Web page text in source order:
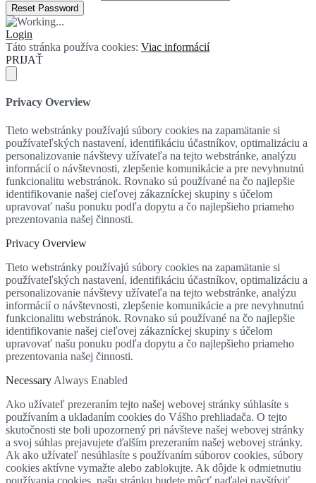
Login
Táto stránka používa cookies: Viac informácií
PRIJAŤ
Privacy Overview
Tieto webstránky používajú súbory cookies na zapamätanie si
používateľských nastavení, identifikáciu účastníkov, optimalizáciu a
personalizovanie návštevy užívateľa na tejto webstránke, analýzu
informácií o návštevnosti, zlepšenie komunikácie a pre nevyhnutnú
funkcionalitu webstránok. Rovnako sú používané na čo najlepšie
identifikovanie našej cieľovej zákazníckej skupiny s účelom
upravovať našu ponuku podľa dopytu a čo najlepšieho priameho
prezentovania našej činnosti.
Privacy Overview
Tieto webstránky používajú súbory cookies na zapamätanie si
používateľských nastavení, identifikáciu účastníkov, optimalizáciu a
personalizovanie návštevy užívateľa na tejto webstránke, analýzu
informácií o návštevnosti, zlepšenie komunikácie a pre nevyhnutnú
funkcionalitu webstránok. Rovnako sú používané na čo najlepšie
identifikovanie našej cieľovej zákazníckej skupiny s účelom
upravovať našu ponuku podľa dopytu a čo najlepšieho priameho
prezentovania našej činnosti.
Necessary Always Enabled
Ako užívateľ prezeraním tejto našej webovej stránky súhlasíte s
používaním a ukladaním cookies do Vášho prehliadača. O tejto
skutočnosti ste boli upozornený pri návšteve našej webovej stránky
a svoj súhlas prejavujete ďalším prezeraním našej webovej stránky.
Ak ako užívateľ nesúhlasíte s používaním súborov cookies, súbory
cookies aktívne vymažte alebo zablokujte. Ak dôjde k odmietnutiu
používania cookies, našu stránku budete môcť naďalej navštíviť,